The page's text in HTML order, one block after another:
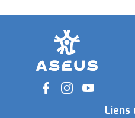
Social
Liens